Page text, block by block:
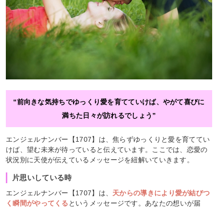
“前向きな気持ちでゆっくり愛を育てていけば、やがて喜びに
満ちた日々が訪れるでしょう”
エンジェルナンバー【1707】は、焦らずゆっくりと愛を育ててい
けば、望む未来が待っていると伝えています。ここでは、恋愛の
状況別に天使が伝えているメッセージを紐解いていきます。
片思いしている時
エンジェルナンバー【1707】は、 天からの導きにより愛が結びつ
く瞬間がやってくる というメッセージです。あなたの想いが届